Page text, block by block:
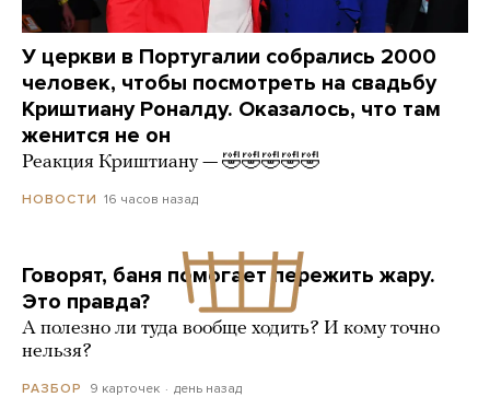
У церкви в Португалии собрались 2000
человек, чтобы посмотреть на свадьбу
Криштиану Роналду. Оказалось, что там
женится не он
Реакция Криштиану — 🤣🤣🤣🤣🤣
НОВОСТИ 16 часов назад
Говорят, баня помогает пережить жару.
Это правда?
А полезно ли туда вообще ходить? И кому точно
нельзя?
РАЗБОР 9 карточек день назад